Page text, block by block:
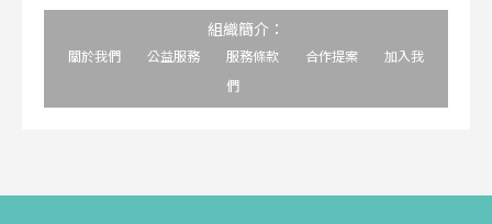
組織簡介：
關於我們 公益服務 服務條款 合作提案
加入我
們